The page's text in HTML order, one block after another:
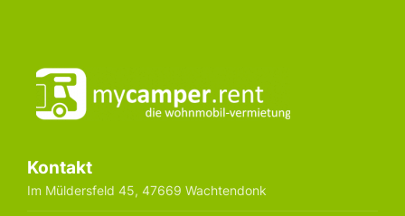
Kontakt
Im Müldersfeld 45, 47669 Wachtendonk